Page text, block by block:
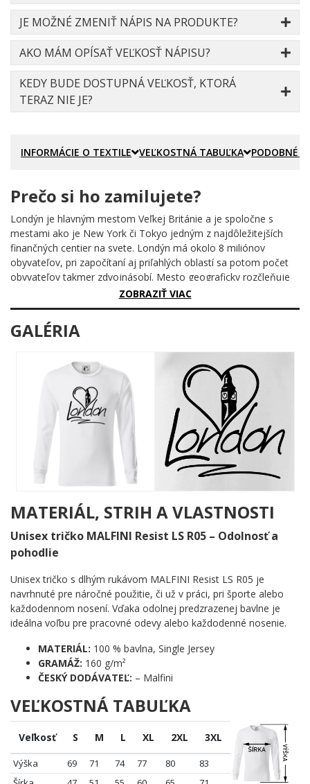
JE MOŽNÉ ZMENIŤ NÁPIS NA PRODUKTE?
AKO MÁM OPÍSAŤ VEĽKOSŤ NÁPISU?
KEDY BUDE DOSTUPNÁ VEĽKOSŤ, KTORÁ
TERAZ NIE JE?
INFORMÁCIE O TEXTILE VEĽKOSTNÁ TABUĽKA PODOBNÉ
Prečo si ho zamilujete?
Londýn je hlavným mestom Veľkej Británie a je spoločne s
mestami ako je New York či Tokyo jedným z najdôležitejších
finančných centier na svete. Londýn má okolo 8 miliónov
obyvateľov, pri započítaní aj priľahlých oblastí sa potom počet
obyvateľov takmer zdvojnásobí. Mesto geograficky rozčleňuje
rieka Temža a rozdeľuje Londýn na jeho severnú a južnú časť.
Keďže tu v minulosti viedol cez rieku Temžu iba jediný most
London Bridge, rozvíjal sa Londýn do 18. storočia iba na
severnom brehu tejto rieky, a to má za následok aj to, že
väčšina historických pamiatok sa nachádza práve na tomto
brehu Londýna.
Centrum všetkého spoločenského diania sa odohráva na
Westminsteri, kde nájdete väčšinu zábavných a obchodných
centier. Naopak London City je známe po New Yorku ako druhé
najdôležitejšie finančné centrum sveta. Ak je vaša zastávka v
Londýne dlhšia a radi sa pozriete na futbal, určite odporúčame
navštíviť zápas tamojších klubov.
Anglická Premier League má celkom 5 klubov, ktoré pochádzajú
z Londýna a to Chelsea, Arsenal, Fulham, West Ham United a
Tottenham. Londýn patrí k najnavštevovanejším mestám sveta,
celkom navštívi anglickú metropolu 27 miliónov! A je tu naozaj
čo vidieť.
Ak sa chystáte navštíviť Londýn prvýkrát určite si zaobstarajte
London Pass, aby ste si z Londýna odviezli čo najviac zážitkov.
Ak hľadáte inšpiráciu, ktoré miesta navštíviť, tento menší
zoznam londýnskych atrakcií a pamiatok vám určite vo vašom
rozhodovaní pomôže. A ak na vás padne po pár dňoch únava,
môžete relaxovať pod holým nebom v jednom z 9-tich
kráľovských parkov, ktoré Londýn má. Sú prístupné verejnosti a
sú oázou pokoja pre všetkých vo vnútri rušného veľkomesta.
ZOBRAZIŤ VIAC
GALÉRIA
MATERIÁL, STRIH A VLASTNOSTI
Unisex tričko MALFINI Resist LS R05 – Odolnosť a
pohodlie
Unisex tričko s dlhým rukávom MALFINI Resist LS R05 je
navrhnuté pre náročné použitie, či už v práci, pri športe alebo
každodennom nosení. Vďaka odolnej predzrazenej bavlne je
ideálna voľbu pre pracovné odevy alebo každodenné nosenie.
MATERIÁL: 100 % bavlna, Single Jersey
GRAMÁŽ: 160 g/m²
ČESKÝ DODÁVATEĽ: – Malfini
VEĽKOSTNÁ TABUĽKA
Veľkosť S M L XL 2XL 3XL
Výška 69 71 74 77 80
83